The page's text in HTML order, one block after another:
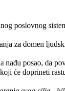
poslovnog
za domen
posao, da
će doprineti